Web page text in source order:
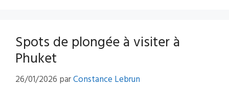
Spots de plongée à visiter à
Phuket
26/01/2026 parConstance Lebrun